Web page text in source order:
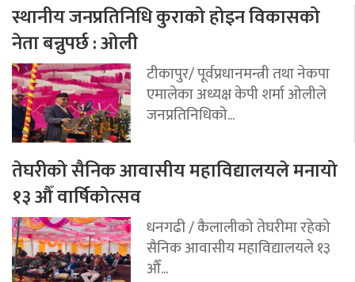
स्थानीय जनप्रतिनिधि कुराको होइन विकासको
नेता बन्नुपर्छ : ओली
टीकापुर/ पूर्वप्रधानमन्त्री तथा नेकपा
एमालेका अध्यक्ष केपी शर्मा ओलीले
जनप्रतिनिधिको...
तेघरीको सैनिक आवासीय महाविद्यालयले मनायो
१३ औँ वार्षिकोत्सव
धनगढी / कैलालीको तेघरीमा रहेको
सैनिक आवासीय महाविद्यालयले १३
औँ...